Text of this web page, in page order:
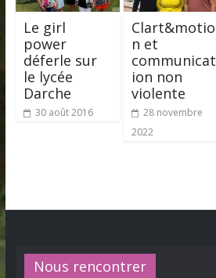
Le girl
power
déferle sur
le lycée
Darche
30 août 2016
Clart&motio
n et
communicat
ion non
violente
28 novembre
2022
Nous rencontrer